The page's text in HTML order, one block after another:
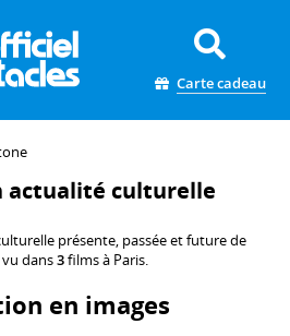
Carte cadeau
actualité culturelle
présente, passée et future de
dans3films à Paris.
en images